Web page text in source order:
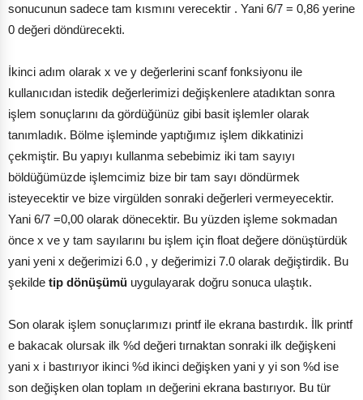
sonucunun sadece tam kısmını verecektir . Yani 6/7 = 0,86 yerine
0 değeri döndürecekti.
İkinci adım olarak x ve y değerlerini scanf fonksiyonu ile
kullanıcıdan istedik değerlerimizi değişkenlere atadıktan sonra
işlem sonuçlarını da gördüğünüz gibi basit işlemler olarak
tanımladık. Bölme işleminde yaptığımız işlem dikkatinizi
çekmiştir. Bu yapıyı kullanma sebebimiz iki tam sayıyı
böldüğümüzde işlemcimiz bize bir tam sayı döndürmek
isteyecektir ve bize virgülden sonraki değerleri vermeyecektir.
Yani 6/7 =0,00 olarak dönecektir. Bu yüzden işleme sokmadan
önce x ve y tam sayılarını bu işlem için float değere dönüştürdük
yani yeni x değerimizi 6.0 , y değerimizi 7.0 olarak değiştirdik. Bu
şekilde tip dönüşümü uygulayarak doğru sonuca ulaştık.
Son olarak işlem sonuçlarımızı printf ile ekrana bastırdık. İlk printf
e bakacak olursak ilk %d değeri tırnaktan sonraki ilk değişkeni
yani x i bastırıyor ikinci %d ikinci değişken yani y yi son %d ise
son değişken olan toplam ın değerini ekrana bastırıyor. Bu tür